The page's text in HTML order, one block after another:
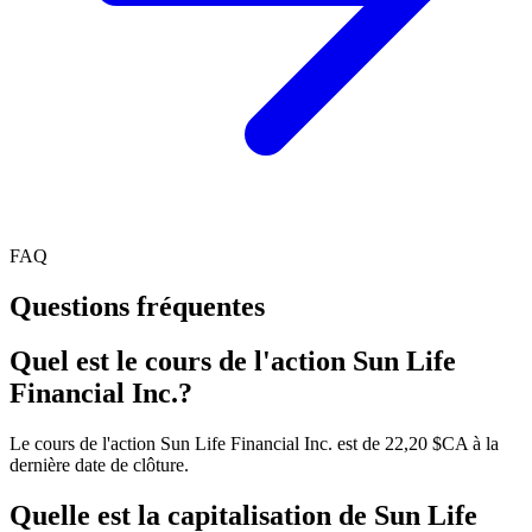
FAQ
Questions fréquentes
Quel est le cours de l'action Sun Life
Financial Inc.?
Le cours de l'action Sun Life Financial Inc. est de 22,20 $CA à la
dernière date de clôture.
Quelle est la capitalisation de Sun Life